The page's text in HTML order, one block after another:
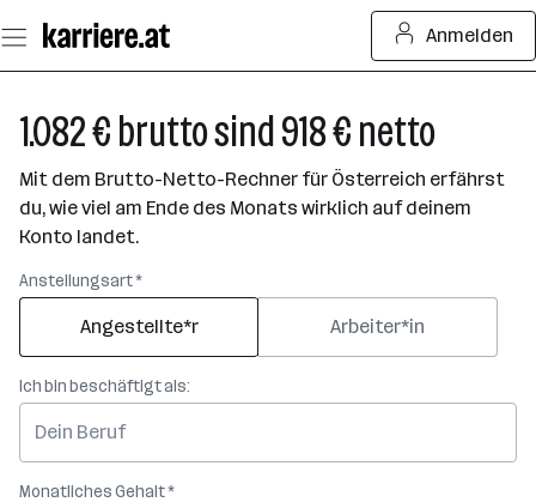
Seiteninhalt
springen
Anmelden
1.082 € brutto sind 918 € netto
Mit dem Brutto-Netto-Rechner für Österreich erfährst
du, wie viel am Ende des Monats wirklich auf deinem
Konto landet.
Anstellungsart *
Angestellte*r Arbeiter*in
Ich bin beschäftigt als:
Monatliches Gehalt *